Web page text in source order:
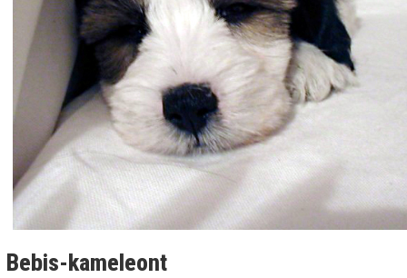
Bebis-kameleont